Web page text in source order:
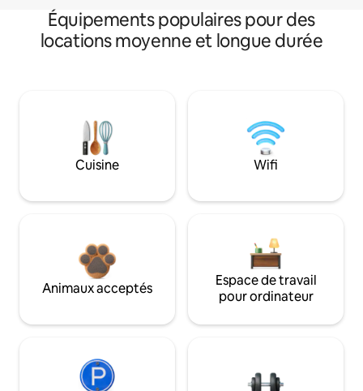
Équipements populaires pour des
locations moyenne et longue durée
Cuisine Wifi
Animaux acceptés
Espace de travail
pour ordinateur